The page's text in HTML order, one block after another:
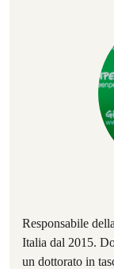
Responsabile
Italia dal 2015.
un dottorato in